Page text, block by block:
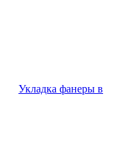
Укладка фанеры в